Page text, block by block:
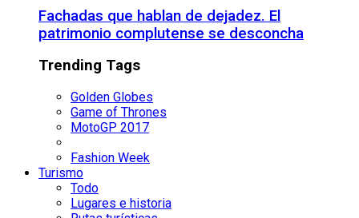
Fachadas que hablan de dejadez. El
patrimonio complutense se desconcha
Trending Tags
Golden Globes
Game of Thrones
MotoGP 2017
Fashion Week
Turismo
Todo
Lugares e historia